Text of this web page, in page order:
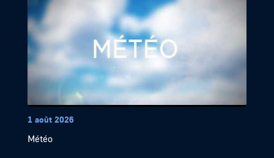
1 août 2026
Météo